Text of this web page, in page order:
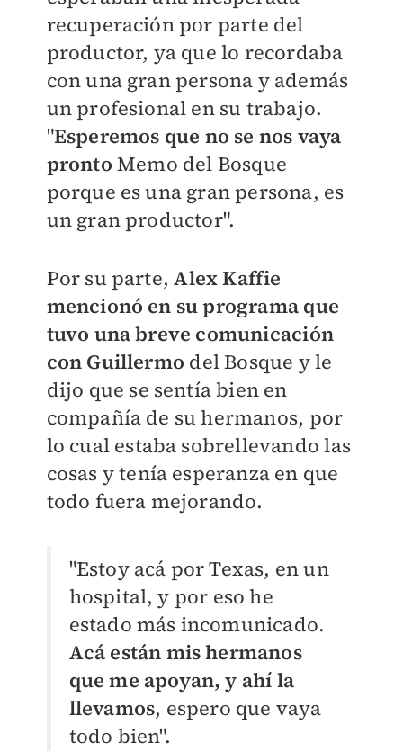
recuperación por parte del
productor, ya que lo recordaba
con una gran persona y además
un profesional en su trabajo.
"Esperemos que no se nos vaya
pronto Memo del Bosque
porque es una gran persona, es
un gran productor".
Por su parte,Alex Kaffie
mencionó en su programa que
tuvo una breve comunicación
con Guillermo del Bosque y le
dijo que se sentía bien en
compañía de su hermanos, por
lo cual estaba sobrellevando las
cosas y tenía esperanza en que
todo fuera mejorando.
"Estoy acá por Texas, en un
hospital, y por eso he
estado más incomunicado.
Acá están mis hermanos
que me apoyan, y ahí la
llevamos, espero que vaya
todo bien".